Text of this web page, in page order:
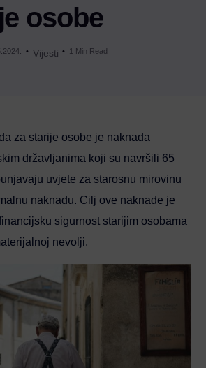
osobe
Vijesti 1 Min Read
za starije osobe je naknada
državljanima koji su navršili 65
uvjete za starosnu mirovinu
naknadu. Cilj ove naknade je
sigurnost starijim osobama
nevolji.